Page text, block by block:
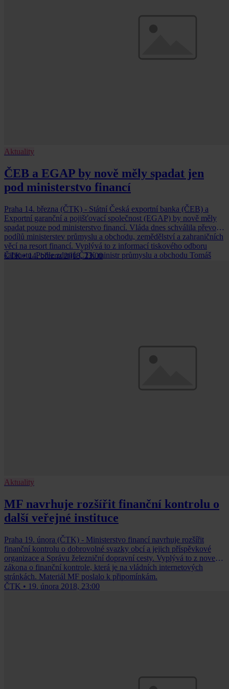
Aktuality
ČEB a EGAP by nově měly spadat jen
pod ministerstvo financí
Praha 14. března (ČTK) - Státní Česká exportní banka (ČEB) a
Exportní garanční a pojišťovací společnost (EGAP) by nově měly
spadat pouze pod ministerstvo financí. Vláda dnes schválila převod
podílů ministerstev průmyslu a obchodu, zemědělství a zahraničních
věcí na resort financí. Vyplývá to z informací tiskového odboru
kabinetu. Podle zdrojů ČTK ministr průmyslu a obchodu Tomáš
ČTK • 14. března 2018, 23:00
Aktuality
MF navrhuje rozšířit finanční kontrolu o
další veřejné instituce
Praha 19. února (ČTK) - Ministerstvo financí navrhuje rozšířit
finanční kontrolu o dobrovolné svazky obcí a jejich příspěvkové
organizace a Správu železniční dopravní cesty. Vyplývá to z novely
zákona o finanční kontrole, která je na vládních internetových
stránkách. Materiál MF poslalo k připomínkám.
ČTK • 19. února 2018, 23:00